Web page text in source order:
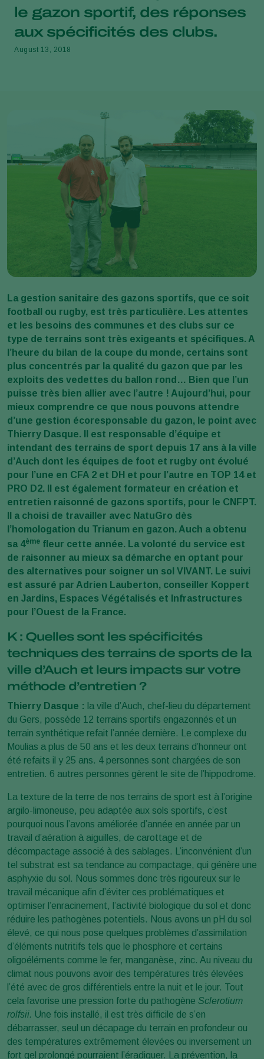
le gazon sportif, des réponses
aux spécificités des clubs.
August 13, 2018
La gestion sanitaire des gazons sportifs, que ce soit
football ou rugby, est très particulière. Les attentes
et les besoins des communes et des clubs sur ce
type de terrains sont très exigeants et spécifiques. A
l’heure du bilan de la coupe du monde, certains sont
plus concentrés par la qualité du gazon que par les
exploits des vedettes du ballon rond… Bien que l’un
puisse très bien allier avec l’autre ! Aujourd’hui, pour
mieux comprendre ce que nous pouvons attendre
d’une gestion écoresponsable du gazon, le point avec
Thierry Dasque. Il est responsable d’équipe et
intendant des terrains de sport depuis 17 ans à la ville
d’Auch dont les équipes de foot et rugby ont évolué
pour l’une en CFA 2 et DH et pour l’autre en TOP 14 et
PRO D2. Il est également formateur en création et
entretien raisonné de gazons sportifs, pour le CNFPT.
Il a choisi de travailler avec NatuGro dès
l’homologation du Trianum en gazon. Auch a obtenu
sa 4ème fleur cette année. La volonté du service est
de raisonner au mieux sa démarche en optant pour
des alternatives pour soigner un sol VIVANT. Le suivi
est assuré par Adrien Lauberton, conseiller Koppert
en Jardins, Espaces Végétalisés et Infrastructures
pour l’Ouest de la France.
K : Quelles sont les spécificités
techniques des terrains de sports de la
ville d’Auch et leurs impacts sur votre
méthode d’entretien ?
Thierry Dasque : la ville d’Auch, chef-lieu du département
du Gers, possède 12 terrains sportifs engazonnés et un
terrain synthétique refait l’année dernière. Le complexe du
Moulias a plus de 50 ans et les deux terrains d’honneur ont
été refaits il y 25 ans. 4 personnes sont chargées de son
entretien. 6 autres personnes gèrent le site de l’hippodrome.
La texture de la terre de nos terrains de sport est à l’origine
argilo-limoneuse, peu adaptée aux sols sportifs, c’est
pourquoi nous l’avons améliorée d’année en année par un
travail d’aération à aiguilles, de carottage et de
décompactage associé à des sablages. L’inconvénient d’un
tel substrat est sa tendance au compactage, qui génère une
asphyxie du sol. Nous sommes donc très rigoureux sur le
travail mécanique afin d’éviter ces problématiques et
optimiser l’enracinement, l’activité biologique du sol et donc
réduire les pathogènes potentiels. Nous avons un pH du sol
élevé, ce qui nous pose quelques problèmes d’assimilation
d’éléments nutritifs tels que le phosphore et certains
oligoéléments comme le fer, manganèse, zinc. Au niveau du
climat nous pouvons avoir des températures très élevées
l’été avec de gros différentiels entre la nuit et le jour. Tout
cela favorise une pression forte du pathogène Sclerotium
rolfsii. Une fois installé, il est très difficile de s’en
débarrasser, seul un décapage du terrain en profondeur ou
des températures extrêmement élevées ou inversement un
fort gel prolongé pourraient l’éradiquer. La prévention, la